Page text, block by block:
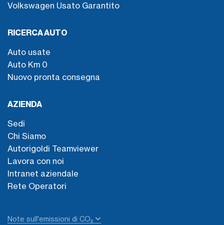
Volkswagen Usato Garantito
RICERCA AUTO
Auto usate
Auto Km 0
Nuovo pronta consegna
AZIENDA
Sedi
Chi Siamo
Autorigoldi Teamviewer
Lavora con noi
Intranet aziendale
Rete Operatori
Note sull'emissioni di CO₂